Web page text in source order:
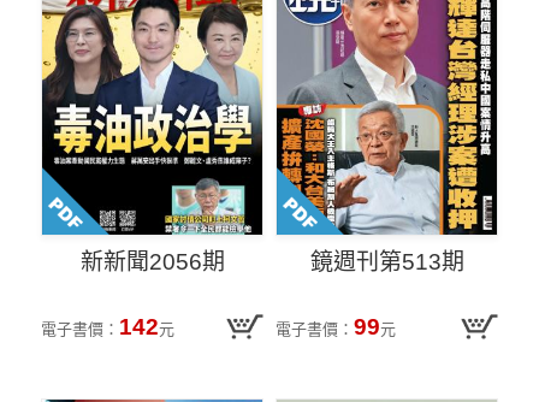
新新聞2056期
電子書價： 142元
鏡週刊第513期
電子書價： 99元